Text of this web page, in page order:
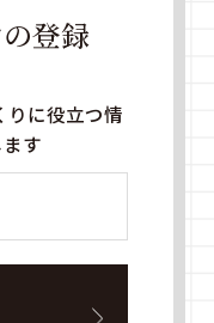
登録
りに役立つ情
す